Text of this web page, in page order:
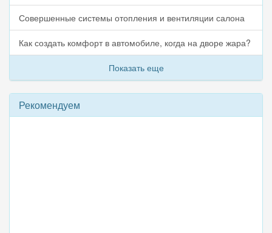
Совершенные системы отопления и вентиляции салона
Как создать комфорт в автомобиле, когда на дворе жара?
Показать еще
Рекомендуем